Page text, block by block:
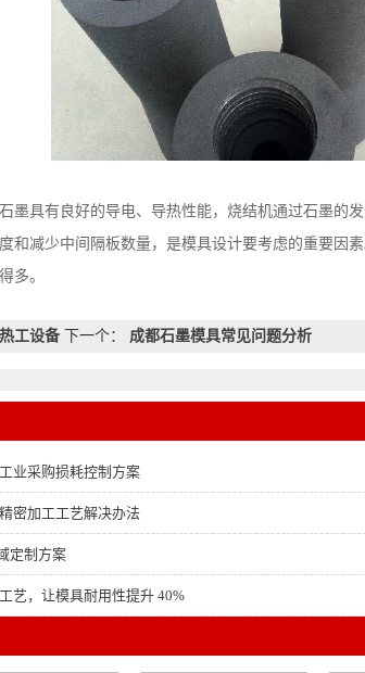
墨具有良好的导电、导热性能，烧结机通过石墨的
和减少中间隔板数量，是模具设计要考虑的重要因
多。
工设备 下一个： 成都石墨模具常见问题分析
业采购损耗控制方案
密加工工艺解决办法
定制方案
艺，让模具耐用性提升 40%